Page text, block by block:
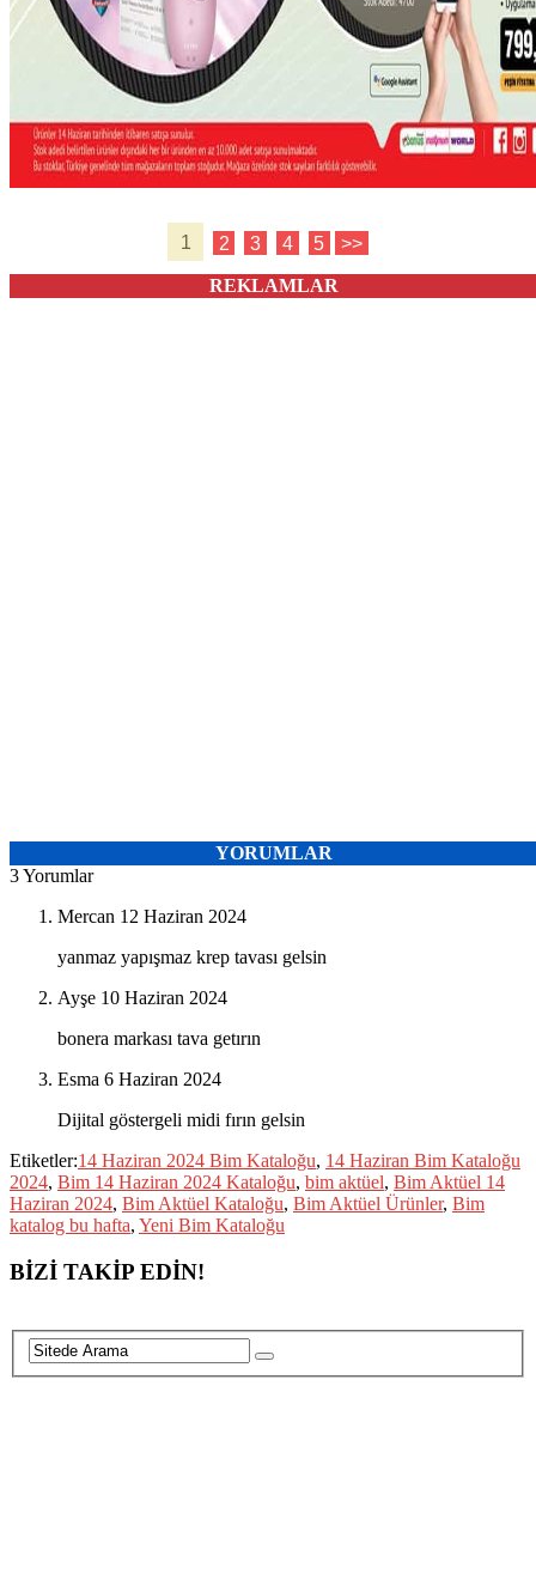
1 2 3 4 5 >>
REKLAMLAR
YORUMLAR
3 Yorumlar
Mercan 12 Haziran 2024
yanmaz yapışmaz krep tavası gelsin
Ayşe 10 Haziran 2024
bonera markası tava getırın
Esma 6 Haziran 2024
Dijital göstergeli midi fırın gelsin
Etiketler:14 Haziran 2024 Bim Kataloğu, 14 Haziran Bim Kataloğu
2024, Bim 14 Haziran 2024 Kataloğu, bim aktüel, Bim Aktüel 14
Haziran 2024, Bim Aktüel Kataloğu, Bim Aktüel Ürünler, Bim
katalog bu hafta, Yeni Bim Kataloğu
BİZİ TAKİP EDİN!